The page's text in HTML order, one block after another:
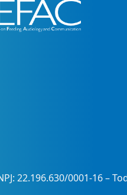
22.196.630/0001-16 –